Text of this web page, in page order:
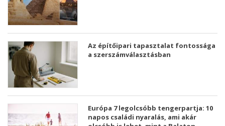
Az építőipari tapasztalat fontossága
a szerszámválasztásban
Európa 7 legolcsóbb tengerpartja: 10
napos családi nyaralás, ami akár